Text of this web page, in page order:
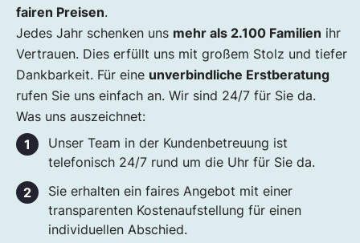
fairen Preisen.
Jedes Jahr schenken uns mehr als 2.100 Familien ihr
Vertrauen. Dies erfüllt uns mit großem Stolz und tiefer
Dankbarkeit. Für eine unverbindliche Erstberatung
rufen Sie uns einfach an. Wir sind 24/7 für Sie da.
Was uns auszeichnet:
Unser Team in der Kundenbetreuung ist
telefonisch 24/7 rund um die Uhr für Sie da.
Sie erhalten ein faires Angebot mit einer
transparenten Kostenaufstellung für einen
individuellen Abschied.